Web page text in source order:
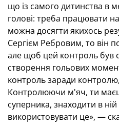
що із самого дитинства в
голові: треба працювати
можна досягти якихось
Сергієм Ребровим, то він
але щоб цей контроль був
створення гольових
контроль заради
Контролюючи м'яч, ти
суперника, знаходити в ній
використовувати це», —